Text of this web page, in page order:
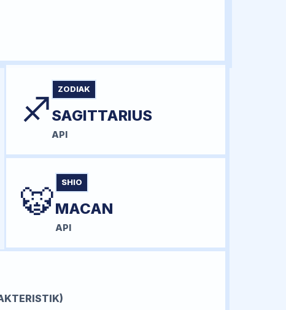
♐ ZODIAK
SAGITTARIUS
API
🐯 SHIO
MACAN
API